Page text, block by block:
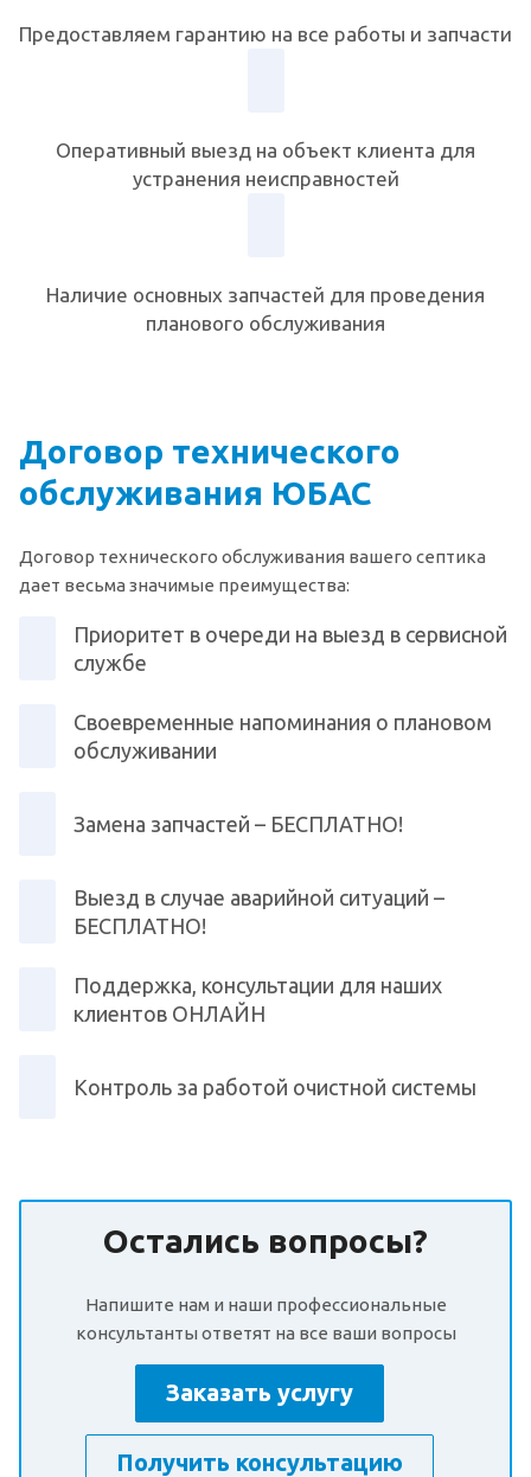
Предоставляем гарантию на все работы и запчасти
Оперативный выезд на объект клиента для
устранения неисправностей
Наличие основных запчастей для проведения
планового обслуживания
Договор технического
обслуживания ЮБАС
Договор технического обслуживания вашего септика
дает весьма значимые преимущества:
Приоритет в очереди на выезд в сервисной
службе
Своевременные напоминания о плановом
обслуживании
Замена запчастей – БЕСПЛАТНО!
Выезд в случае аварийной ситуаций –
БЕСПЛАТНО!
Поддержка, консультации для наших
клиентов ОНЛАЙН
Контроль за работой очистной системы
Остались вопросы?
Напишите нам и наши профессиональные
консультанты ответят на все ваши вопросы
Заказать услугу
Получить консультацию